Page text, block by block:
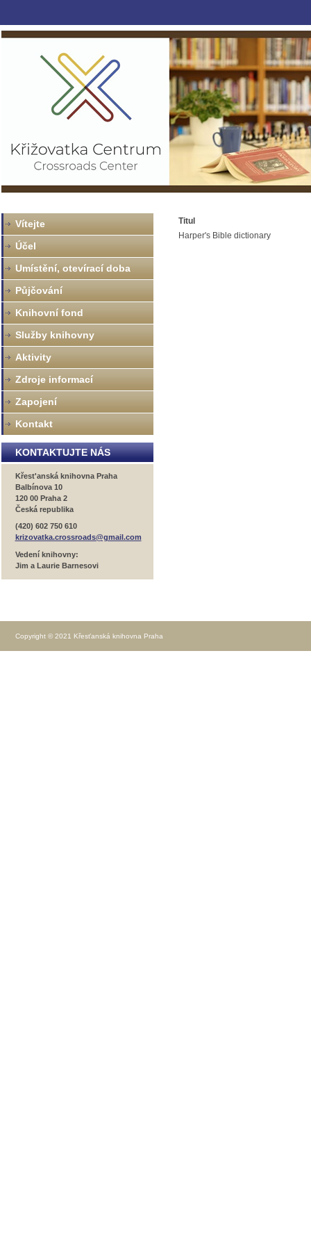
Titul
Harper's Bible dictionary
Vítejte
Účel
Umístění, otevírací doba
Půjčování
Knihovní fond
Služby knihovny
Aktivity
Zdroje informací
Zapojení
Kontakt
KONTAKTUJTE NÁS
Křest'anská knihovna Praha
Balbínova 10
120 00 Praha 2
Česká republika
(420) 602 750 610
krizovatka.crossroads@gmail.com
Vedení knihovny:
Jim a Laurie Barnesovi
Copyright © 2021 Křesťanská knihovna Praha